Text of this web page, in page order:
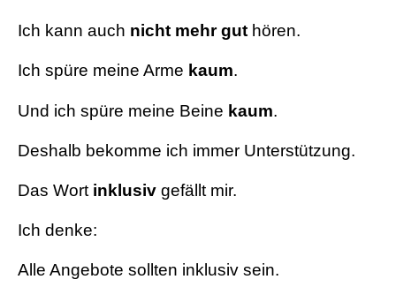
Ich kann auch nicht mehr guthören.
Ich spüre meine Arme kaum.
Und ich spüre meine Beine kaum.
Deshalb bekomme ich immer Unterstützung.
Das Wort inklusivgefällt mir.
Ich denke:
Alle Angebote sollten inklusiv sein.